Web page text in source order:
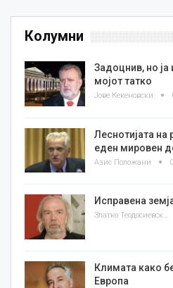
Колумни
Задоцнив, но
мојот татко
Јове Кекеновски
Леснотијата на
еден мировен
Азис Положани
Исправена
Златко Теодосиевски
Климата како
Европа